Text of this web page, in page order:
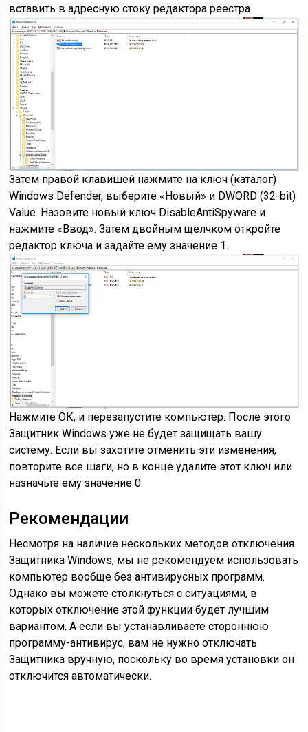
вставить в адресную стоку редактора реестра.
Затем правой клавишей нажмите на ключ (каталог)
Windows Defender, выберите «Новый» и DWORD (32-bit)
Value. Назовите новый ключ DisableAntiSpyware и
нажмите «Ввод». Затем двойным щелчком откройте
редактор ключа и задайте ему значение 1.
Нажмите ОК, и перезапустите компьютер. После этого
Защитник Windows уже не будет защищать вашу
систему. Если вы захотите отменить эти изменения,
повторите все шаги, но в конце удалите этот ключ или
назначьте ему значение 0.
Рекомендации
Несмотря на наличие нескольких методов отключения
Защитника Windows, мы не рекомендуем использовать
компьютер вообще без антивирусных программ.
Однако вы можете столкнуться с ситуациями, в
которых отключение этой функции будет лучшим
вариантом. А если вы устанавливаете стороннюю
программу-антивирус, вам не нужно отключать
Защитника вручную, поскольку во время установки он
отключится автоматически.